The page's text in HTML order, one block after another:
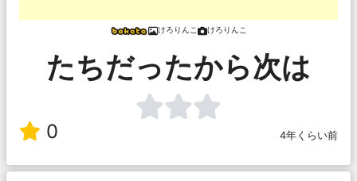
けろりんこ けろりんこ
たちだったから次は
0 4年くらい前